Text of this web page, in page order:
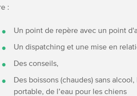
:
Un point de repère avec un point
Un dispatching et une mise en
Des conseils,
Des boissons (chaudes) sans
portable, de l’eau pour les chiens